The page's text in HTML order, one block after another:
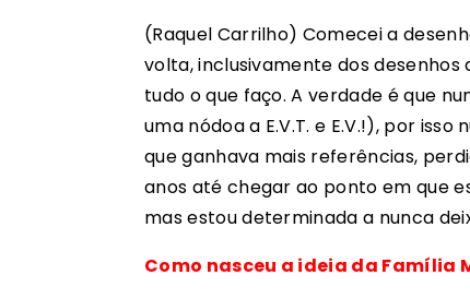
(Raquel Carrilho) Comecei a
volta, inclusivamente dos desenhos
tudo o que faço. A verdade é que
uma nódoa a E.V.T. e E.V.!), por
que ganhava mais referências,
anos até chegar ao ponto em que
mas estou determinada a nunca
Como nasceu a ideia da Família